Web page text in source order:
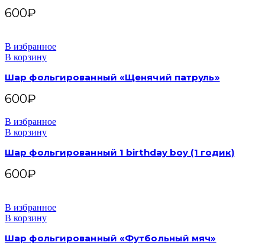
600₽
В избранное
В корзину
Шар фольгированный «Щенячий патруль»
600₽
В избранное
В корзину
Шар фольгированный 1 birthday boy (1 годик)
600₽
В избранное
В корзину
Шар фольгированный «Футбольный мяч»